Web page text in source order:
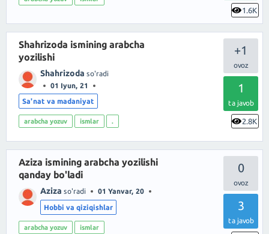
1.6K
+1
1
ta javob
2.8K
Shahrizoda ismining arabcha
yozilishi
Shahrizoda so'radi
01 Iyun, 21
Sa'nat va madaniyat
arabcha yozuv ismlar .
0
3
ta javob
Aziza ismining arabcha yozilishi
qanday bo'ladi
Aziza so'radi 01 Yanvar, 20
Hobbi va qiziqishlar
arabcha yozuv ismlar